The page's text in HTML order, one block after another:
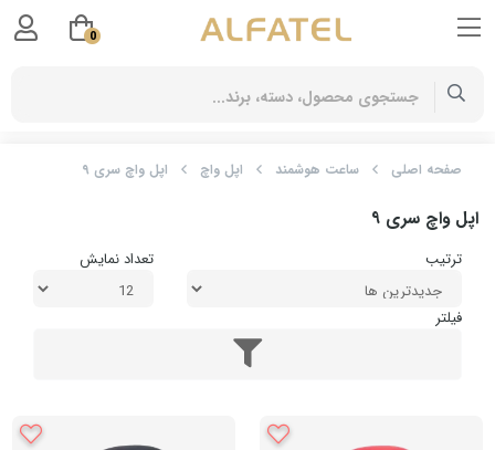
صفحه اصلی ساعت هوشمند اپل واچ اپل واچ سری ۹
اپل واچ سری ۹
ترتیب تعداد نمایش
فیلتر
0